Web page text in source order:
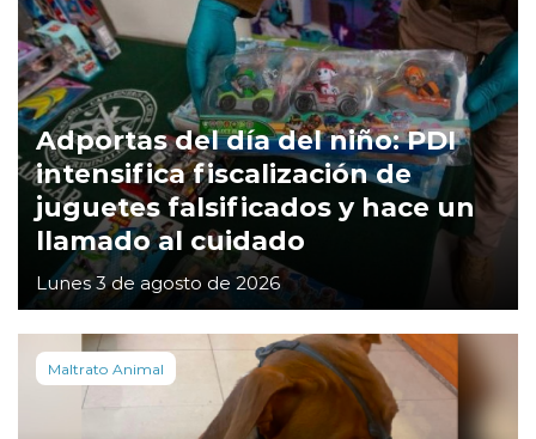
Adportas del día del niño: PDI
intensifica fiscalización de
juguetes falsificados y hace un
llamado al cuidado
Lunes 3 de agosto de 2026
Maltrato Animal